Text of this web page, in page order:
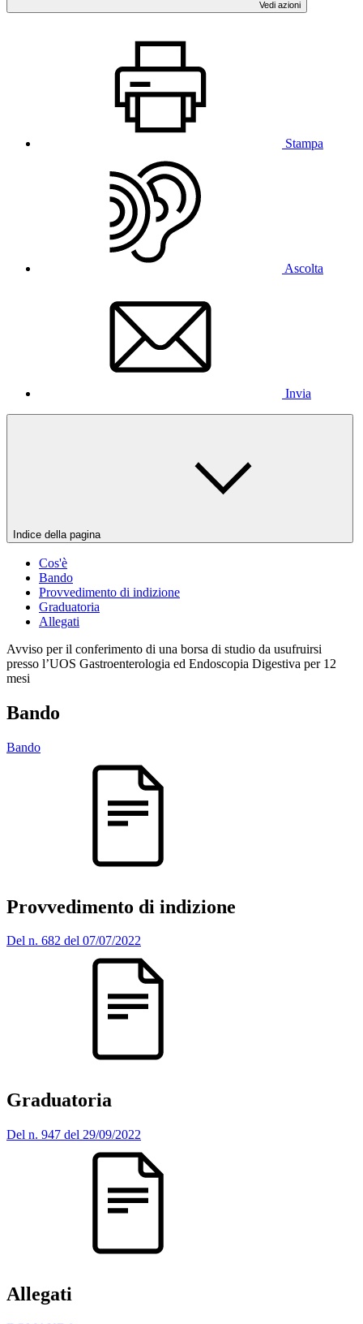
Vedi azioni
Stampa
Ascolta
Invia
Indice della pagina
Cos'è
Bando
Provvedimento di indizione
Graduatoria
Allegati
Avviso per il conferimento di una borsa di studio da usufruirsi
presso l’UOS Gastroenterologia ed Endoscopia Digestiva per 12
mesi
Bando
Bando
Provvedimento di indizione
Del n. 682 del 07/07/2022
Graduatoria
Del n. 947 del 29/09/2022
Allegati